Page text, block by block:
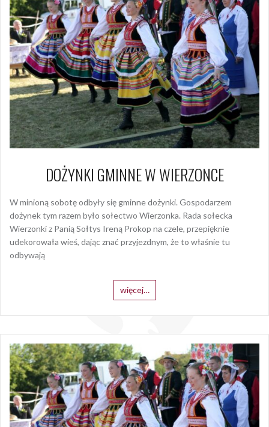
DOŻYNKI GMINNE W WIERZONCE
W minioną sobotę odbyły się gminne dożynki. Gospodarzem
dożynek tym razem było sołectwo Wierzonka. Rada sołecka
Wierzonki z Panią Sołtys Ireną Prokop na czele, przepięknie
udekorowała wieś, dając znać przyjezdnym, że to właśnie tu
odbywają
więcej…